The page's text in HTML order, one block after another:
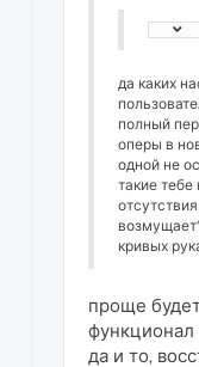
да каких
полный
оперы в
одной не
такие
кривых
проще
функционал
да и то,